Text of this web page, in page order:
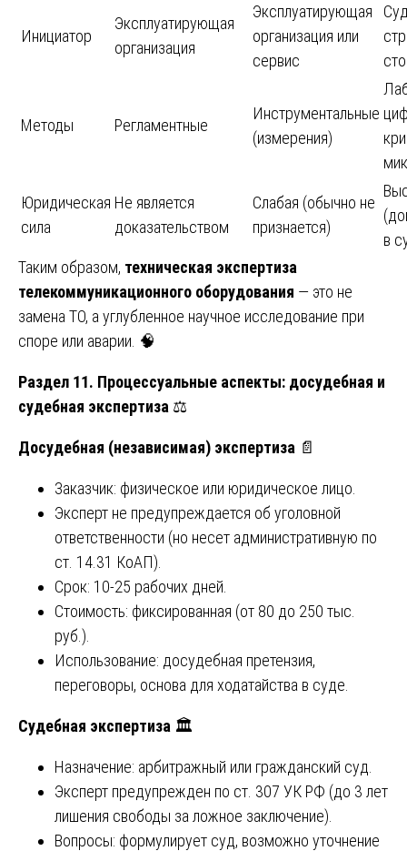
Инициатор
Эксплуатирующая
организация
Эксплуатирующая
организация или
сервис
Методы Регламентные
Инструментальные
(измерения)
Юридическая
сила
Не является
доказательством
Слабая (обычно не
признается)
в
Таким образом, техническая экспертиза
телекоммуникационного оборудования — это не
замена ТО, а углубленное научное исследование при
споре или аварии. 🧠
Раздел 11. Процессуальные аспекты: досудебная и
судебная экспертиза ⚖️
Досудебная (независимая) экспертиза 📄
Заказчик: физическое или юридическое лицо.
Эксперт не предупреждается об уголовной
ответственности (но несет административную по
ст. 14.31 КоАП).
Срок: 10-25 рабочих дней.
Стоимость: фиксированная (от 80 до 250 тыс.
руб.).
Использование: досудебная претензия,
переговоры, основа для ходатайства в суде.
Судебная экспертиза 🏛️
Назначение: арбитражный или гражданский суд.
Эксперт предупрежден по ст. 307 УК РФ (до 3 лет
лишения свободы за ложное заключение).
Вопросы: формулирует суд, возможно уточнение